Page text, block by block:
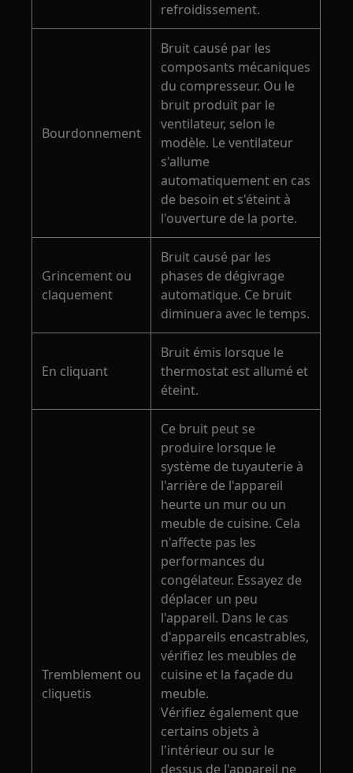
refroidissement.
Bourdonnement
Bruit causé par les
composants mécaniques
du compresseur. Ou le
bruit produit par le
ventilateur, selon le
modèle. Le ventilateur
s'allume
automatiquement en cas
de besoin et s'éteint à
l'ouverture de la porte.
Grincement ou
claquement
Bruit causé par les
phases de dégivrage
automatique. Ce bruit
diminuera avec le temps.
En cliquant
Bruit émis lorsque le
thermostat est allumé et
éteint.
Tremblement ou
cliquetis
Ce bruit peut se
produire lorsque le
système de tuyauterie à
l'arrière de l'appareil
heurte un mur ou un
meuble de cuisine. Cela
n'affecte pas les
performances du
congélateur. Essayez de
déplacer un peu
l'appareil. Dans le cas
d'appareils encastrables,
vérifiez les meubles de
cuisine et la façade du
meuble.
Vérifiez également que
certains objets à
l'intérieur ou sur le
dessus de l'appareil ne